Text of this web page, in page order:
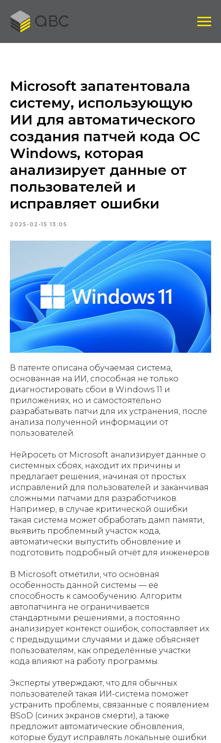
Microsoft запатентовала
систему, использующую
ИИ для автоматического
создания патчей кода ОС
Windows, которая
анализирует данные от
пользователей и
исправляет ошибки
2025-02-15 13:05
В патенте описана обучаемая система,
основанная на ИИ, способная не только
диагностировать сбои в Windows 11 и
приложениях, но и самостоятельно
разрабатывать патчи для их устранения, после
анализа полученной информации от
пользователей.
Нейросеть от Microsoft анализирует данные о
системных сбоях, находит их причины и
предлагает решения, начиная от простых
исправлений для пользователей и заканчивая
сложными патчами для разработчиков.
Например, в случае критической ошибки
такая система может обработать дамп памяти,
выявить проблемный участок кода,
автоматически выпустить обновление и
подготовить подробный отчёт для инженеров.
В Microsoft отметили, что основная
особенность данной системы — её
способность к самообучению. Алгоритм
автопатчинга не ограничивается
стандартными решениями, а постоянно
анализирует контекст ошибок, сопоставляет их
с предыдущими случаями и даже объясняет
пользователям, как определённые участки
кода влияют на работу программы.
Эксперты утверждают, что для обычных
пользователей такая ИИ-система поможет
устранить проблемы, связанные с появлением
BSoD (синих экранов смерти), а также
предложит автоматические обновления,
которые будут исправлять локальные ошибки